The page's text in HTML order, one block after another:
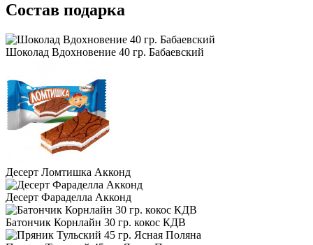
Состав подарка
Шоколад Вдохновение 40 гр. Бабаевский
Десерт Ломтишка Акконд
Десерт Фараделла Акконд
Батончик Корнлайн 30 гр. кокос КДВ